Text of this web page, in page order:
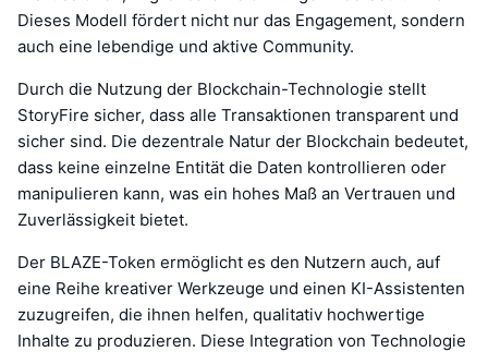
Dieses Modell fördert nicht nur das Engagement, sondern
auch eine lebendige und aktive Community.
Durch die Nutzung der Blockchain-Technologie stellt
StoryFire sicher, dass alle Transaktionen transparent und
sicher sind. Die dezentrale Natur der Blockchain bedeutet,
dass keine einzelne Entität die Daten kontrollieren oder
manipulieren kann, was ein hohes Maß an Vertrauen und
Zuverlässigkeit bietet.
Der BLAZE-Token ermöglicht es den Nutzern auch, auf
eine Reihe kreativer Werkzeuge und einen KI-Assistenten
zuzugreifen, die ihnen helfen, qualitativ hochwertige
Inhalte zu produzieren. Diese Integration von Technologie